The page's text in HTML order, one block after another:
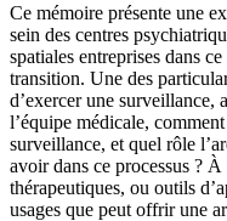
Ce mémoire présente une
sein des centres
spatiales entreprises dans
transition. Une des
d’exercer une surveillance,
l’équipe médicale,
surveillance, et quel rôle
avoir dans ce processus ?
thérapeutiques, ou outils
usages que peut offrir une